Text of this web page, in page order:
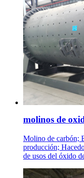
molinos de
Molino de carbón;
producción;
de usos del óxido